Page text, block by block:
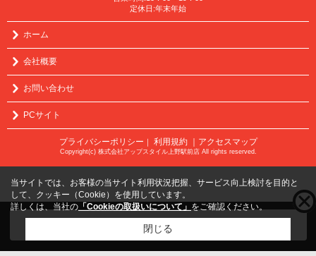
定休日:年末年始
ホーム
会社概要
お問い合わせ
PCサイト
プライバシーポリシー 利用規約 ｜アクセスマップ
Copyright(c) 株式会社アップスタイル上野駅前店 All rights reserved.
こちらの物件をご覧の方にお勧めな物件
当サイトでは、お客様の当サイト利用状況把握、サービス向上検討を目的と
して、クッキー（Cookie）を使用しています。
詳しくは、当社の 「Cookieの取扱いについて」 をご確認ください。
閉じる